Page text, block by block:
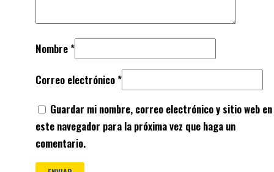
Nombre*
Correo electrónico*
Guardar mi nombre, correo electrónico y sitio web en
este navegador para la próxima vez que haga un
comentario.